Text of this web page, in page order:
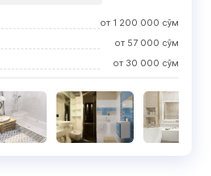
от 1 200 000 сўм
от 57 000 сўм
от 30 000 сўм